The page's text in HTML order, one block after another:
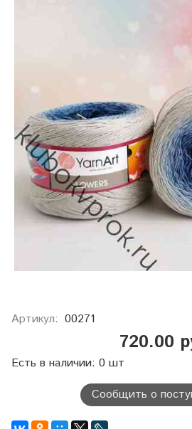
Артикул: 00271
720.00
Есть в наличии: 0 шт
Сообщить о